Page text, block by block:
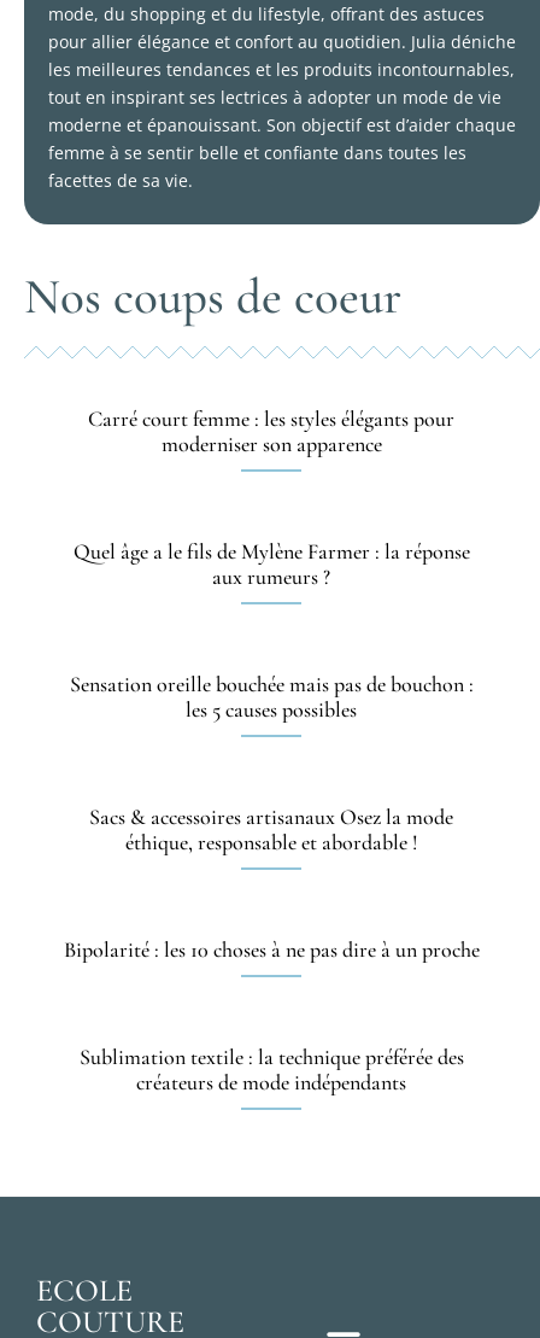
mode, du shopping et du lifestyle, offrant des astuces
pour allier élégance et confort au quotidien. Julia déniche
les meilleures tendances et les produits incontournables,
tout en inspirant ses lectrices à adopter un mode de vie
moderne et épanouissant. Son objectif est d’aider chaque
femme à se sentir belle et confiante dans toutes les
facettes de sa vie.
Nos coups de coeur
Carré court femme : les styles élégants pour
moderniser son apparence
Quel âge a le fils de Mylène Farmer : la réponse
aux rumeurs ?
Sensation oreille bouchée mais pas de bouchon :
les 5 causes possibles
Sacs & accessoires artisanaux Osez la mode
éthique, responsable et abordable !
Bipolarité : les 10 choses à ne pas dire à un proche
Sublimation textile : la technique préférée des
créateurs de mode indépendants
ECOLE
COUTURE